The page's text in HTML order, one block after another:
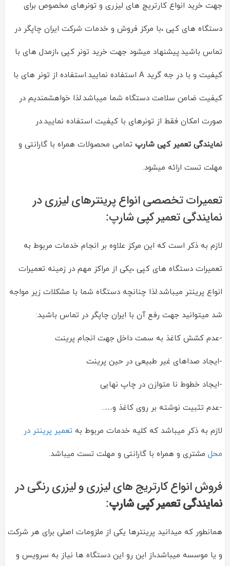
جهت خرید انواع کارتریج های لیزری و تونرهای مخصوص برای
دستگاه های کپی ،با مرکز فروش و خدمات شرکت ایران چاپگر در
تماس باشید.پیشنهاد میشود جهت خرید تونر کپی ،ازمدل های با
کیفیت و با در جه گرید A استفاده نمایید.استفاده از تونر های با
کیفیت ضامن سلامت دستگاه شما میباشد.لذا خواهشمندیم در
صورت امکان فقط از تونرهای با کیفیت استفاده نمایید.در
نمایندگی تعمیر کپی شارپ تمامی محصولات همراه با گارانتی و
مهلت تست ارائه میشود.
تعمیرات تخصصی انواع پرینترهای لیزری در
نمایندگی تعمیر کپی شارپ:
لازم به ذکر است که این مرکز علاوه بر انجام خدمات مربوط به
تعمیرات دستگاه های کپی ،یکی از مراکز مهم در زمینه تعمیرات
انواع پرینتر میباشد.لذا چنانچه دستگاه شما با مشکلات زیر مواجه
شد میتوانید جهت رفع آن با ایران چاپگر در تماس باشید:
-عدم کشش کاغذ به سمت داخل جهت انجام پرینت
-ایجاد صداهای غیر طبیعی در حین پرینت
-ایجاد خطوط نا متوازن در چاپ نهایی
-عدم تثبیت نوشته بر روی کاغذ و…..
لازم به ذکر میباشد که کلیه خدمات مربوط به تعمیر پرینتر در
محل مشتری و همراه با گارانتی و مهلت تست میباشد.
فروش انواع کارتریج های لیزری و لیزری رنگی در
نمایندگی تعمیر کپی شارپ:
همانطور که میدانید پرینترها یکی از ملزومات اصلی برای هر شرکت
و یا موسسه میباشد،از این رو این دستگاه ها نیاز به سرویس و